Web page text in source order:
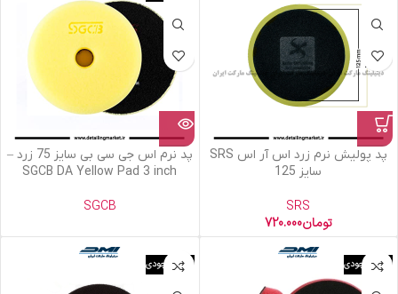
پد پولیش نرم زرد اس آر اس SRS
سایز 125
SRS
تومان720.000
پد نرم اس جی سی بی سایز 75 زرد –
SGCB DA Yellow Pad 3 inch
SGCB
اتمام موجودی اتمام موجودی